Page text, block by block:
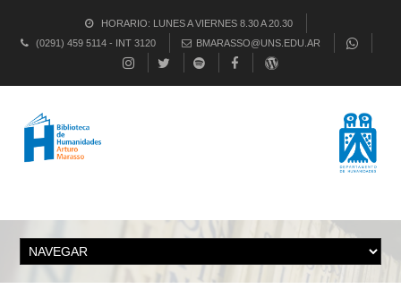
HORARIO: LUNES A VIERNES 8.30 A 20.30
(0291) 459 5114 - INT 3120
BMARASSO@UNS.EDU.AR